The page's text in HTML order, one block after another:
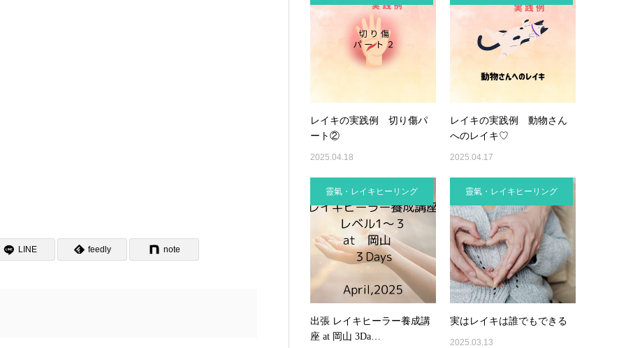
LINE feedly note
レイキの実践例 切り傷パ
ート②
2025.04.18
レイキの実践例 動物さん
へのレイキ♡
2025.04.17
靈氣・レイキヒーリング
出張 レイキヒーラー養成講
座 at 岡山 3Da…
靈氣・レイキヒーリング
実はレイキは誰でもできる
2025.03.13